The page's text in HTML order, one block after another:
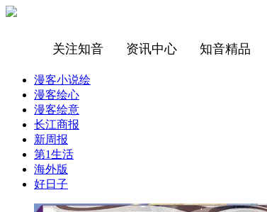
关注知音 资讯中心 知音精品
漫客小说绘
漫客绘心
漫客绘意
长江商报
新周报
第1生活
海外版
好日子